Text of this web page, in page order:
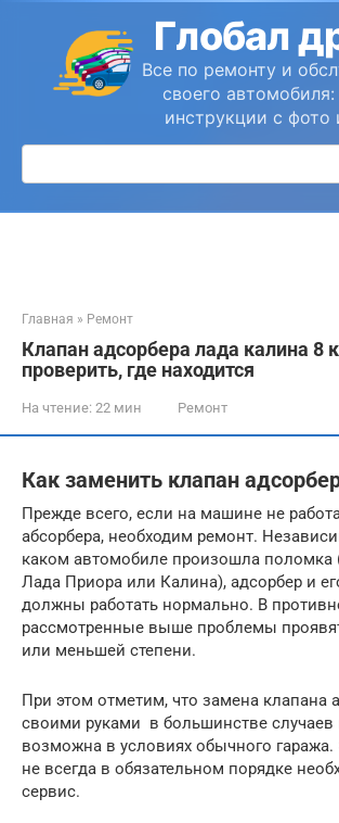
контенту
Глобал
Все по ремонту и
своего
инструкции с фото
Поиск:
Главная » Ремонт
Клапан адсорбера лада калина 8
проверить, где находится
На чтение: 22 мин Ремонт
Как заменить клапан
Прежде всего, если на машине не
абсорбера, необходим ремонт.
каком автомобиле произошла поломка
Лада Приора или Калина), адсорбер и
должны работать нормально. В
рассмотренные выше проблемы
или меньшей степени.
При этом отметим, что замена клапана
своими руками в большинстве случаев
возможна в условиях обычного гаража.
не всегда в обязательном порядке
сервис.